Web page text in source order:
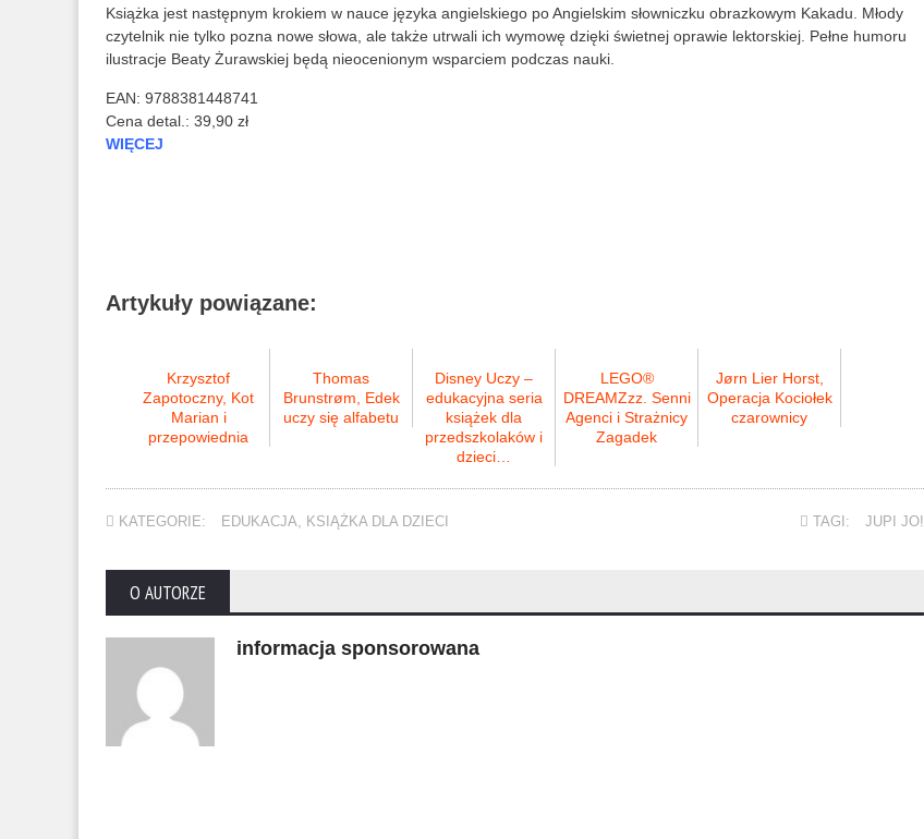
Książka jest następnym krokiem w nauce języka angielskiego po Angielskim słowniczku obrazkowym Kakadu. Młody
czytelnik nie tylko pozna nowe słowa, ale także utrwali ich wymowę dzięki świetnej oprawie lektorskiej. Pełne humoru
ilustracje Beaty Żurawskiej będą nieocenionym wsparciem podczas nauki.
EAN: 9788381448741
Cena detal.: 39,90 zł
WIĘCEJ
Artykuły powiązane:
Krzysztof
Zapotoczny, Kot
Marian i
przepowiednia
Thomas
Brunstrøm, Edek
uczy się alfabetu
Disney Uczy –
edukacyjna seria
książek dla
przedszkolaków i
dzieci…
LEGO®
DREAMZzz. Senni
Agenci i Strażnicy
Zagadek
Jørn Lier Horst,
Operacja Kociołek
czarownicy
KATEGORIE: EDUKACJA, KSIĄŻKA DLA DZIECI TAGI: JUPI JO!
O AUTORZE
informacja sponsorowana